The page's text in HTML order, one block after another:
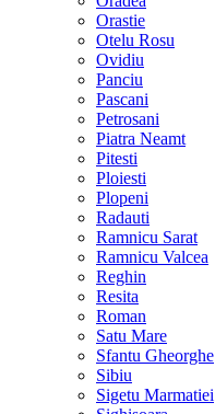
Orastie
Otelu Rosu
Ovidiu
Panciu
Pascani
Petrosani
Piatra Neamt
Pitesti
Ploiesti
Plopeni
Radauti
Ramnicu Sarat
Ramnicu Valcea
Reghin
Resita
Roman
Satu Mare
Sfantu Gheorghe
Sibiu
Sigetu Marmatiei